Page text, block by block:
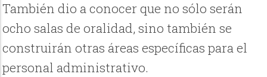
También dio a conocer que no sólo serán
ocho salas de oralidad, sino también se
construirán otras áreas específicas para el
personal administrativo.